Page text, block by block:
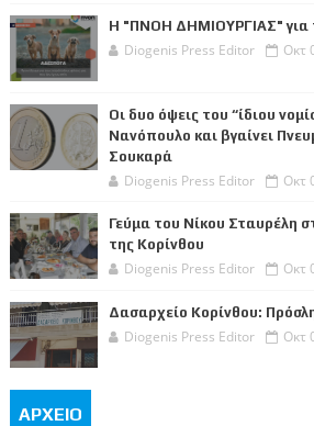
Η "ΠΝΟΗ ΔΗΜΙΟΥΡΓΙΑΣ"
Diogenis Press Editor Οκτ
Οι δυο όψεις του “ίδιου
Νανόπουλο και βγαίνει
Σουκαρά
Diogenis Press Editor Οκτ
Γεύμα του Νίκου Σταυρέλη
της Κορίνθου
Diogenis Press Editor Οκτ
Δασαρχείο Κορίνθου:
Diogenis Press Editor Οκτ
ΑΡΧΕΙΟ